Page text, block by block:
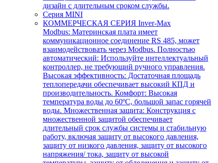
дизайн с длительным сроком службы.
Серия MINI
КОММЕРЧЕСКАЯ СЕРИЯ Inver-Max
Modbus: Материнская плата имеет
коммуникационное соединение RS 485, может
взаимодействовать через Modbus. Полностью
автоматический: Используйте интеллектуальный
контроллер, не требующий ручного управления.
Высокая эффективность: Достаточная площадь
теплопередачи обеспечивает высокий КПД и
производительность. Комфорт: Высокая
температура воды до 60ºC, большой запас горячей
воды. Множественная защита: Конструкция с
множественной защитой обеспечивает
длительный срок службы системы и стабильную
работу, включая защиту от высокого давления,
защиту от низкого давления, защиту от высокого
напряжения/ тока, защиту от высокой